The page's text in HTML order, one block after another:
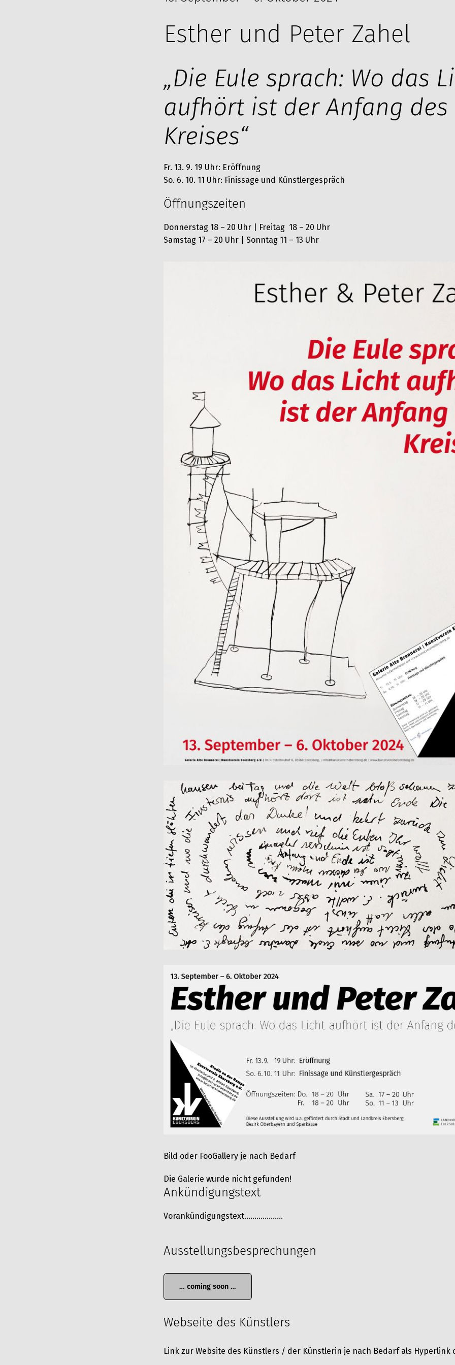
Esther und Peter Zahel
„Die Eule sprach: Wo das
aufhört ist der Anfang des
Kreises“
Fr. 13. 9. 19 Uhr: Eröffnung
So. 6. 10. 11 Uhr: Finissage und Künstlergespräch
Öffnungszeiten
Donnerstag 18 – 20 Uhr | Freitag 18 – 20 Uhr
Samstag 17 – 20 Uhr | Sonntag 11 – 13 Uhr
Bild oder FooGallery je nach Bedarf
Die Galerie wurde nicht gefunden!
Ankündigungstext
Vorankündigungstext……………….
Ausstellungsbesprechungen
… coming soon …
Webseite des Künstlers
Link zur Website des Künstlers / der Künstlerin je nach Bedarf als Hyperlink